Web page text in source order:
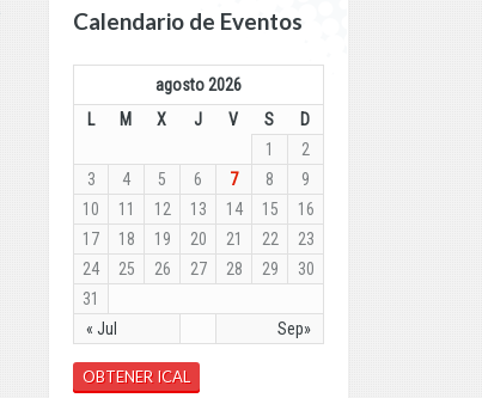
Calendario de Eventos
agosto 2026
L
M X J V S D
« Jul Sep»
1
2
3
4 5 6 7 8
9
10
11 12 13 14 15
16
17
18 19 20 21 22
23
24
25 26 27 28 29
30
31
OBTENER ICAL